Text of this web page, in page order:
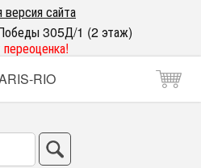
версия сайта
305Д/1 (2 этаж)
RIO